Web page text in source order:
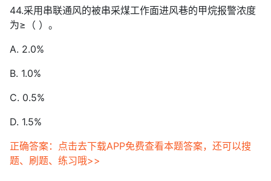
44.采用串联通风的被串采煤工作面进风巷的甲烷报警浓度
为≥（ ）。
A. 2.0%
B. 1.0%
C. 0.5%
D. 1.5%
正确答案：点击去下载APP免费查看本题答案，还可以搜
题、刷题、练习哦>>